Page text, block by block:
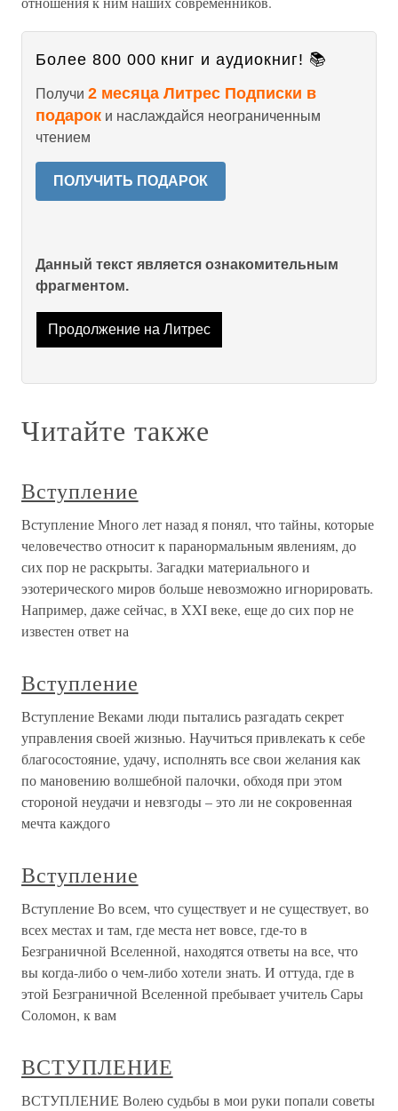
Более 800 000 книг и аудиокниг! 📚
Получи 2 месяца Литрес Подписки в
подарок и наслаждайся неограниченным
чтением
ПОЛУЧИТЬ ПОДАРОК
Данный текст является ознакомительным
фрагментом.
Продолжение на Литрес
Читайте также
Вступление
Вступление Много лет назад я понял, что тайны, которые
человечество относит к паранормальным явлениям, до
сих пор не раскрыты. Загадки материального и
эзотерического миров больше невозможно игнорировать.
Например, даже сейчас, в XXI веке, еще до сих пор не
известен ответ на
Вступление
Вступление Веками люди пытались разгадать секрет
управления своей жизнью. Научиться привлекать к себе
благосостояние, удачу, исполнять все свои желания как
по мановению волшебной палочки, обходя при этом
стороной неудачи и невзгоды – это ли не сокровенная
мечта каждого
Вступление
Вступление Во всем, что существует и не существует, во
всех местах и там, где места нет вовсе, где-то в
Безграничной Вселенной, находятся ответы на все, что
вы когда-либо о чем-либо хотели знать. И оттуда, где в
этой Безграничной Вселенной пребывает учитель Сары
Соломон, к вам
ВСТУПЛЕНИЕ
ВСТУПЛЕНИЕ Волею судьбы в мои руки попали советы